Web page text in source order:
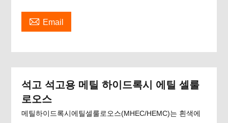
 Email
석고 석고용 메틸 하이드록시 에틸 셀룰
로오스
메틸하이드록시에틸셀룰로오스(MHEC/HEMC)는 흰색에